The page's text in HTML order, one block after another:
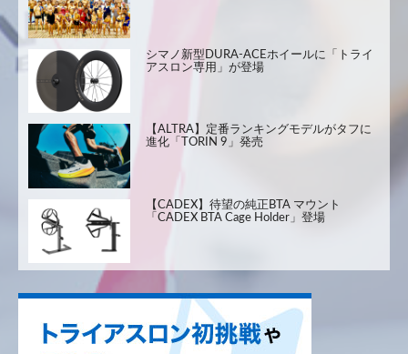
シマノ新型DURA-ACEホイールに「トライ
アスロン専用」が登場
【ALTRA】定番ランキングモデルがタフに
進化「TORIN 9」発売
【CADEX】待望の純正BTA マウント
「CADEX BTA Cage Holder」登場